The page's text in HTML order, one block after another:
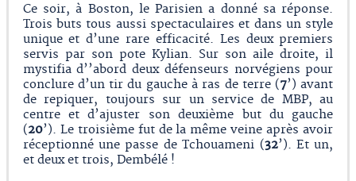
Ce soir, à Boston, le Parisien a donné sa réponse.
Trois buts tous aussi spectaculaires et dans un style
unique et d’une rare efficacité. Les deux premiers
servis par son pote Kylian. Sur son aile droite, il
mystifia d’’abord deux défenseurs norvégiens pour
conclure d’un tir du gauche à ras de terre (7’) avant
de repiquer, toujours sur un service de MBP, au
centre et d’ajuster son deuxième but du gauche
(20’). Le troisième fut de la même veine après avoir
réceptionné une passe de Tchouameni (32’). Et un,
et deux et trois, Dembélé !